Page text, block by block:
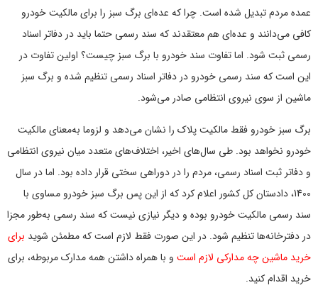
عمده مردم تبدیل شده است. چرا که عده‌ای برگ سبز را برای مالکیت خودرو
کافی می‌دانند و عده‌ای هم معتقدند که سند رسمی حتما باید در دفاتر اسناد
رسمی ثبت شود. اما تفاوت سند خودرو با برگ سبز چیست؟ اولین تفاوت در
این است که سند رسمی خودرو در دفاتر اسناد رسمی تنظیم شده و برگ سبز
ماشین از سوی نیروی انتظامی صادر می‌شود.
برگ سبز خودرو فقط مالکیت پلاک را نشان می‌دهد و لزوما به‌معنای مالکیت
خودرو نخواهد بود. طی سال‌های اخیر، اختلاف‌های متعدد میان نیروی انتظامی
و دفاتر ثبت اسناد رسمی، مردم را در دو‌راهی سختی قرار داده بود. اما در سال
1400، دادستان کل کشور اعلام کرد که از این پس برگ سبز خودرو مساوی با
سند رسمی مالکیت خودرو بوده و دیگر نیازی نیست که سند رسمی به‌طور مجزا
در دفترخانه‌ها تنظیم شود. در این صورت فقط لازم است که مطمئن شوید برای
خرید ماشین چه مدارکی لازم است و با همراه داشتن همه مدارک مربوطه، برای
خرید اقدام کنید.